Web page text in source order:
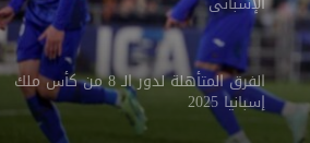
الفرق المتأهلة لدور الـ 8 من كأس ملك
إسبانيا 2025